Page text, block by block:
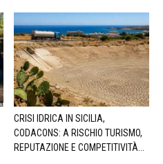
CRISI IDRICA IN SICILIA,
CODACONS: A RISCHIO TURISMO,
REPUTAZIONE E COMPETITIVITÀ...